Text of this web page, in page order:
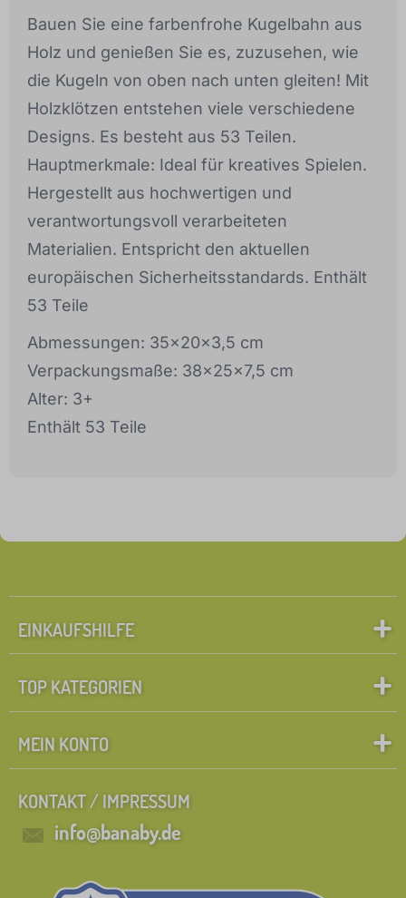
Bauen Sie eine farbenfrohe Kugelbahn aus
Holz und genießen Sie es, zuzusehen, wie
die Kugeln von oben nach unten gleiten! Mit
Holzklötzen entstehen viele verschiedene
Designs. Es besteht aus 53 Teilen.
Hauptmerkmale: Ideal für kreatives Spielen.
Hergestellt aus hochwertigen und
verantwortungsvoll verarbeiteten
Materialien. Entspricht den aktuellen
europäischen Sicherheitsstandards. Enthält
53 Teile
Abmessungen: 35x20x3,5 cm
Verpackungsmaße: 38x25x7,5 cm
Alter: 3+
Enthält 53 Teile
EINKAUFSHILFE
TOP KATEGORIEN
MEIN KONTO
KONTAKT / IMPRESSUM
info@banaby.de